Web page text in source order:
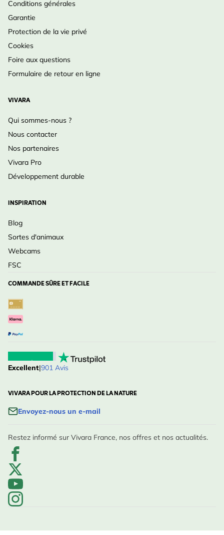
Conditions générales
Garantie
Protection de la vie privé
Cookies
Foire aux questions
Formulaire de retour en ligne
VIVARA
Qui sommes-nous ?
Nous contacter
Nos partenaires
Vivara Pro
Développement durable
INSPIRATION
Blog
Sortes d'animaux
Webcams
FSC
COMMANDE SÛRE ET FACILE
Excellent|901 Avis
VIVARA POUR LA PROTECTION DE LA NATURE
Envoyez-nous un e-mail
Restez informé sur Vivara France, nos offres et nos actualités.